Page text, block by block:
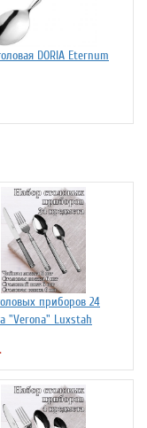
DORIA Eternum
приборов 24
"Verona" Luxstah